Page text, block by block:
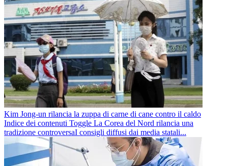
Kim Jong-un rilancia la zuppa di carne di cane contro il caldo
Indice dei contenuti Toggle La Corea del Nord rilancia una
tradizione controversaI consigli diffusi dai media statali...